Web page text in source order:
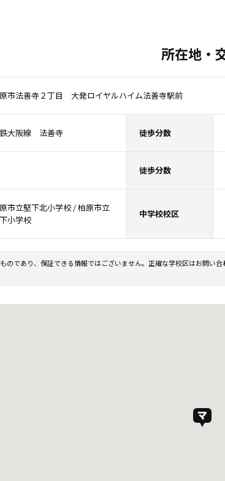
所在地・
市法善寺２丁目 大発ロイヤルハイム法善寺駅前
大阪線 法善寺 徒歩分数
徒歩分数
市立堅下北小学校 / 柏原市立
小学校
中学校校区
であり、保証できる情報ではございません。正確な学校区はお問い合